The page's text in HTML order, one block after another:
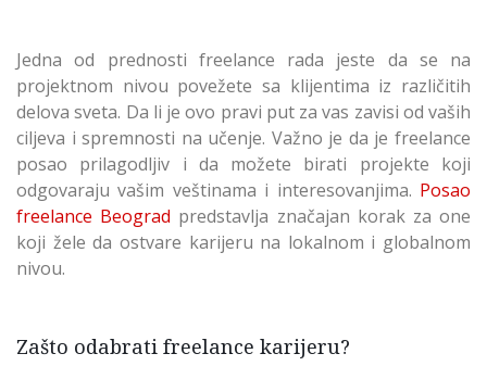
Jedna od prednosti freelance rada jeste da se na
projektnom nivou povežete sa klijentima iz različitih
delova sveta. Da li je ovo pravi put za vas zavisi od vaših
ciljeva i spremnosti na učenje. Važno je da je freelance
posao prilagodljiv i da možete birati projekte koji
odgovaraju vašim veštinama i interesovanjima. Posao
freelance Beograd predstavlja značajan korak za one
koji žele da ostvare karijeru na lokalnom i globalnom
nivou.
Zašto odabrati freelance karijeru?